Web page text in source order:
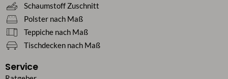
Schaumstoff Zuschnitt
Polster nach Maß
Teppiche nach Maß
Tischdecken nach Maß
Service